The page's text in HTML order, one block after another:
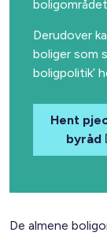
Derudover
boliger som
boligpolitik’
Hent
byråd
De almene